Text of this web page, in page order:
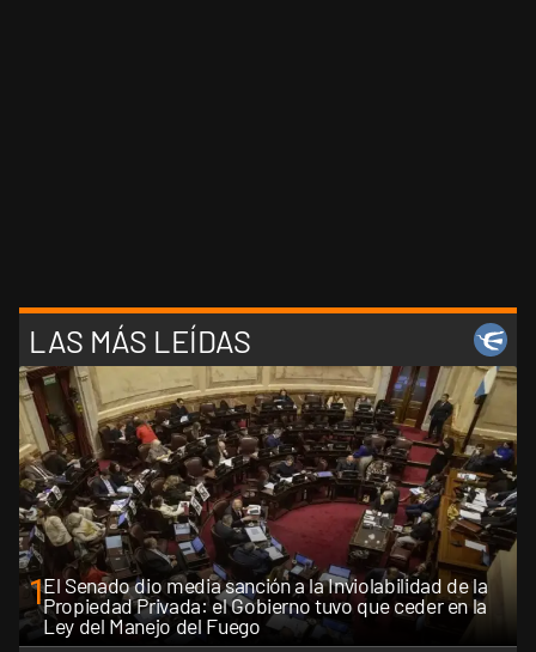
LAS MÁS LEÍDAS
1El Senado dio media sanción a la Inviolabilidad de la
Propiedad Privada: el Gobierno tuvo que ceder en la
Ley del Manejo del Fuego